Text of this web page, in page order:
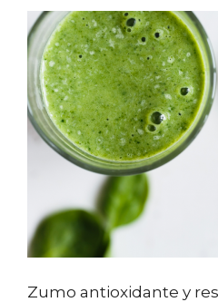
Zumo antioxidante y